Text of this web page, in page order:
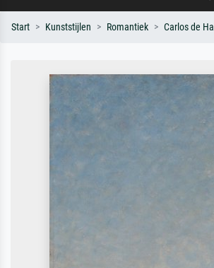
Start Kunststijlen Romantiek Carlos de